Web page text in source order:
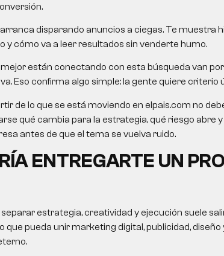
disparando anuncios a ciegas. Te muestra
y cómo va a leer resultados sin venderte humo.
mejor están conectando con esta búsqueda van
Eso confirma algo simple: la gente quiere criterio
de lo que se está moviendo en elpais.com no
qué cambia para la estrategia, qué riesgo abre
antes de que el tema se vuelva ruido.
ENTREGARTE UN
estrategia, creatividad y ejecución suele
que pueda unir marketing digital, publicidad,